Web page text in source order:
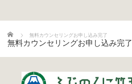
ホーム 無料カウンセリングお申し込み完了
無料カウンセリングお申し込み完了